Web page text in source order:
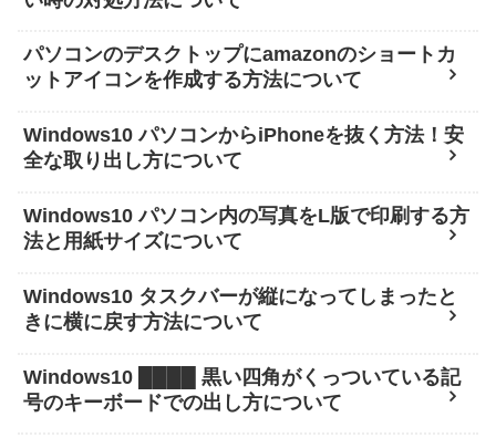
パソコンのデスクトップにamazonのショートカ
ットアイコンを作成する方法について
Windows10 パソコンからiPhoneを抜く方法！安
全な取り出し方について
Windows10 パソコン内の写真をL版で印刷する方
法と用紙サイズについて
Windows10 タスクバーが縦になってしまったと
きに横に戻す方法について
Windows10 ████ 黒い四角がくっついている記
号のキーボードでの出し方について